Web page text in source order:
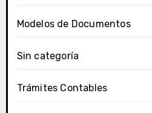
Modelos de Documentos
Sin categoría
Trámites Contables